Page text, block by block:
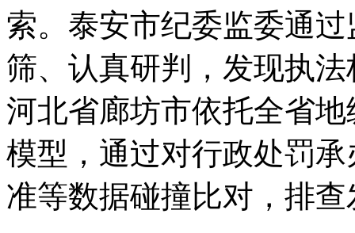
索。泰安市纪委监委通
筛、认真研判，发现执
河北省廊坊市依托全省
模型，通过对行政处罚
准等数据碰撞比对，排